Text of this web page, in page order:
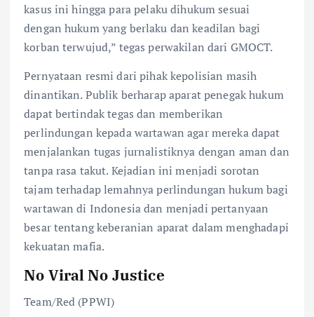
kasus ini hingga para pelaku dihukum sesuai
dengan hukum yang berlaku dan keadilan bagi
korban terwujud,” tegas perwakilan dari GMOCT.
Pernyataan resmi dari pihak kepolisian masih
dinantikan. Publik berharap aparat penegak hukum
dapat bertindak tegas dan memberikan
perlindungan kepada wartawan agar mereka dapat
menjalankan tugas jurnalistiknya dengan aman dan
tanpa rasa takut. Kejadian ini menjadi sorotan
tajam terhadap lemahnya perlindungan hukum bagi
wartawan di Indonesia dan menjadi pertanyaan
besar tentang keberanian aparat dalam menghadapi
kekuatan mafia.
No Viral No Justice
Team/Red (PPWI)